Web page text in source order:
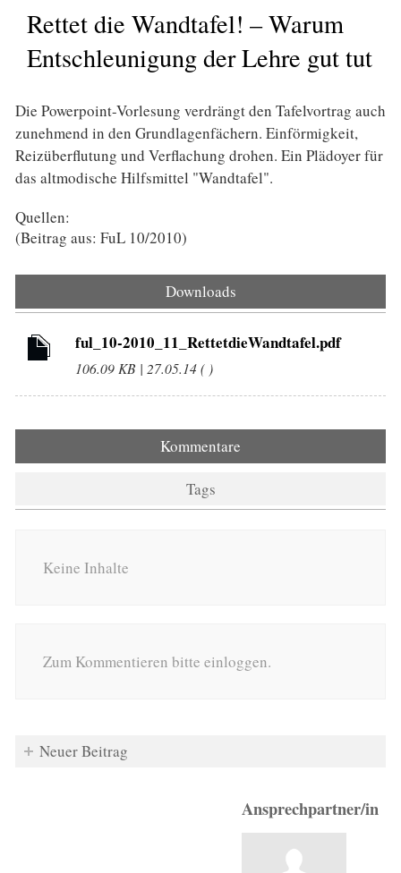
Rettet die Wandtafel! – Warum
Entschleunigung der Lehre gut tut
Die Powerpoint-Vorlesung verdrängt den Tafelvortrag auch
zunehmend in den Grundlagenfächern. Einförmigkeit,
Reizüberflutung und Verflachung drohen. Ein Plädoyer für
das altmodische Hilfsmittel "Wandtafel".
Quellen:
(Beitrag aus: FuL 10/2010)
Downloads
ful_10-2010_11_RettetdieWandtafel.pdf
106.09 KB | 27.05.14 ( )
Kommentare
Tags
Keine Inhalte
Zum Kommentieren bitte einloggen.
Neuer Beitrag
Ansprechpartner/in